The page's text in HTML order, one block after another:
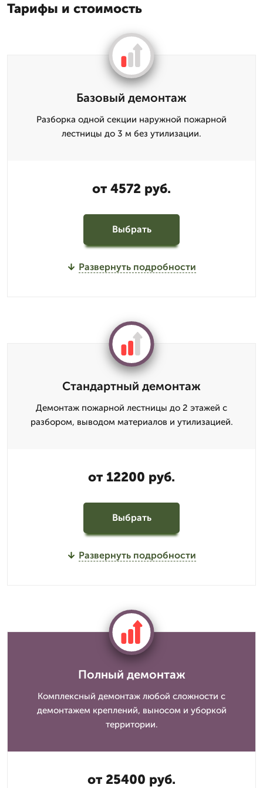
Тарифы и стоимость
Базовый демонтаж
Разборка одной секции наружной пожарной
лестницы до 3 м без утилизации.
от 4572 руб.
Выбрать
Развернуть подробности
Стандартный демонтаж
Демонтаж пожарной лестницы до 2 этажей с
разбором, выводом материалов и утилизацией.
от 12200 руб.
Выбрать
Развернуть подробности
Полный демонтаж
Комплексный демонтаж любой сложности с
демонтажем креплений, выносом и уборкой
территории.
от 25400 руб.